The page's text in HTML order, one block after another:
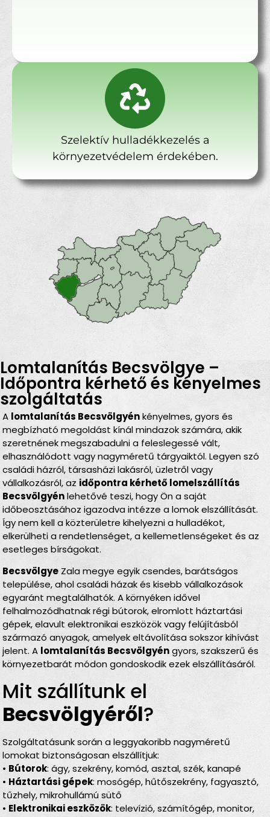
Szelektív hulladékkezelés a
környezetvédelem érdekében.
Lomtalanítás Becsvölgye –
Időpontra kérhető és kényelmes
szolgáltatás
A lomtalanítás Becsvölgyénkényelmes, gyors és
megbízható megoldást kínál mindazok számára, akik
szeretnének megszabadulni a feleslegessé vált,
elhasználódott vagy nagyméretű tárgyaiktól. Legyen szó
családi házról, társasházi lakásról, üzletről vagy
vállalkozásról, az időpontra kérhető lomelszállítás
Becsvölgyénlehetővé teszi, hogy Ön a saját
időbeosztásához igazodva intézze a lomok elszállítását.
Így nem kell a közterületre kihelyezni a hulladékot,
elkerülheti a rendetlenséget, a kellemetlenségeket és az
esetleges bírságokat.
Becsvölgye Zala megye egyik csendes, barátságos
települése, ahol családi házak és kisebb vállalkozások
egyaránt megtalálhatók. A környéken idővel
felhalmozódhatnak régi bútorok, elromlott háztartási
gépek, elavult elektronikai eszközök vagy felújításból
származó anyagok, amelyek eltávolítása sokszor kihívást
jelent. A lomtalanítás Becsvölgyéngyors, szakszerű és
környezetbarát módon gondoskodik ezek elszállításáról.
Mit szállítunk el
Becsvölgyéről?
Szolgáltatásunk során a leggyakoribb nagyméretű
lomokat biztonságosan elszállítjuk:
• Bútorok: ágy, szekrény, komód, asztal, szék, kanapé
• Háztartási gépek: mosógép, hűtőszekrény, fagyasztó,
tűzhely, mikrohullámú sütő
• Elektronikai eszközök: televízió, számítógép, monitor,